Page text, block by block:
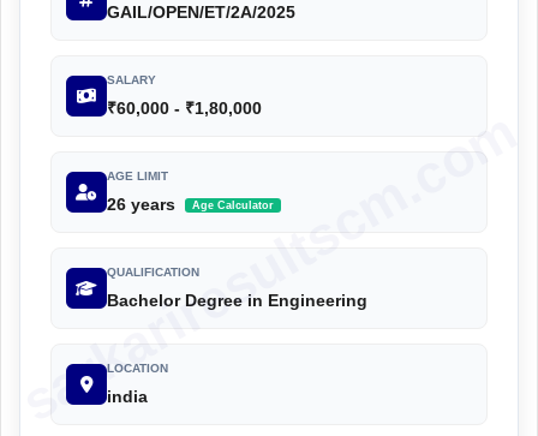
sarkariresultscm.com
GAIL/OPEN/ET/2A/2025
SALARY
₹60,000 - ₹1,80,000
AGE LIMIT
26 years Age Calculator
QUALIFICATION
Bachelor Degree in Engineering
LOCATION
india